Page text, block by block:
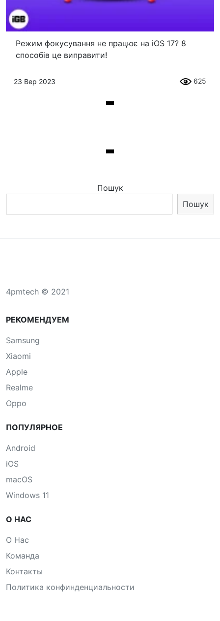
Режим фокусування не працює на iOS 17? 8
способів це виправити!
23 Вер 2023 625
Пошук
Пошук
4pmtech © 2021
РЕКОМЕНДУЕМ
Samsung
Xiaomi
Apple
Realme
Oppo
ПОПУЛЯРНОЕ
Android
iOS
macOS
Windows 11
О НАС
О Нас
Команда
Контакты
Политика конфинденциальности